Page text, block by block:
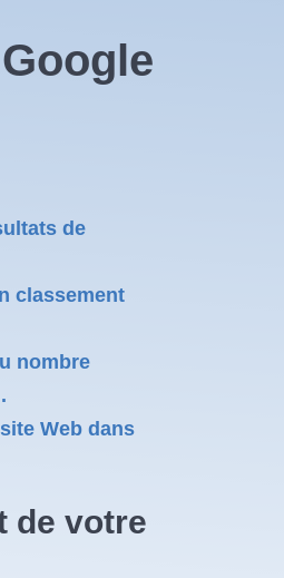
de
classement
nombre
Web dans
de votre